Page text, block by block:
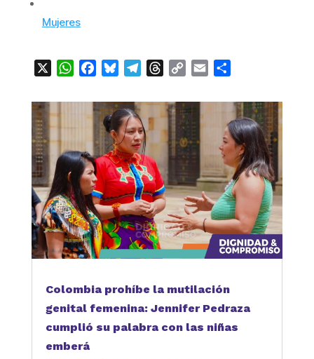
Mujeres
WhatsApp
FacebookBlueskyTelegramThreads
Copy Email
Colombia prohíbe la mutilación
genital femenina: Jennifer Pedraza
cumplió su palabra con las niñas
emberá